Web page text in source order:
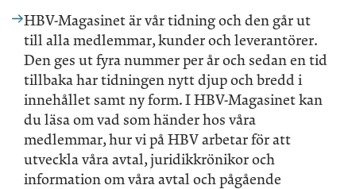
HBV-Magasinet är vår tidning och den går ut
till alla medlemmar, kunder och leverantörer.
Den ges ut fyra nummer per år och sedan en tid
tillbaka har tidningen nytt djup och bredd i
innehållet samt ny form. I HBV-Magasinet kan
du läsa om vad som händer hos våra
medlemmar, hur vi på HBV arbetar för att
utveckla våra avtal, juridikkrönikor och
information om våra avtal och pågående